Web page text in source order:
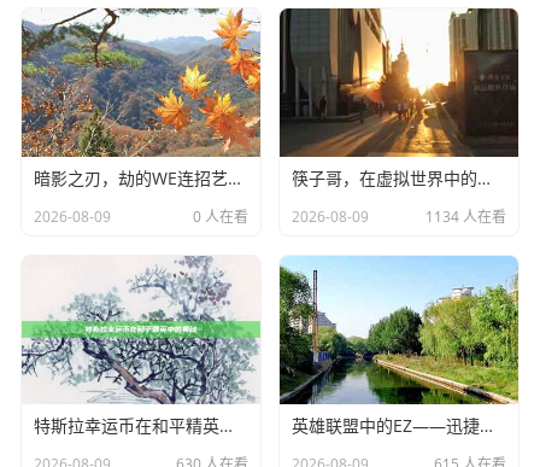
暗影之刃，劫的WE连招艺术与WE战队的荣耀-lol劫we
2026-08-09 0 人在看
筷子哥，在虚拟世界中的传奇
2026-08-09 1134 人在看
特斯拉幸运币在和平精英中的奥秘 英雄联盟中的EZ——迅捷的刺客，灵活的射手